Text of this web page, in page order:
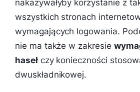
nakazywałyby korzystanie z
wszystkich stronach
wymagających logowania.
nie ma także w zakresie
hasełczy konieczności
dwuskładnikowej.